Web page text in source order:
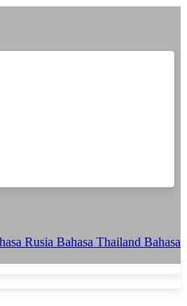
Rusia Bahasa Thailand Bahasa